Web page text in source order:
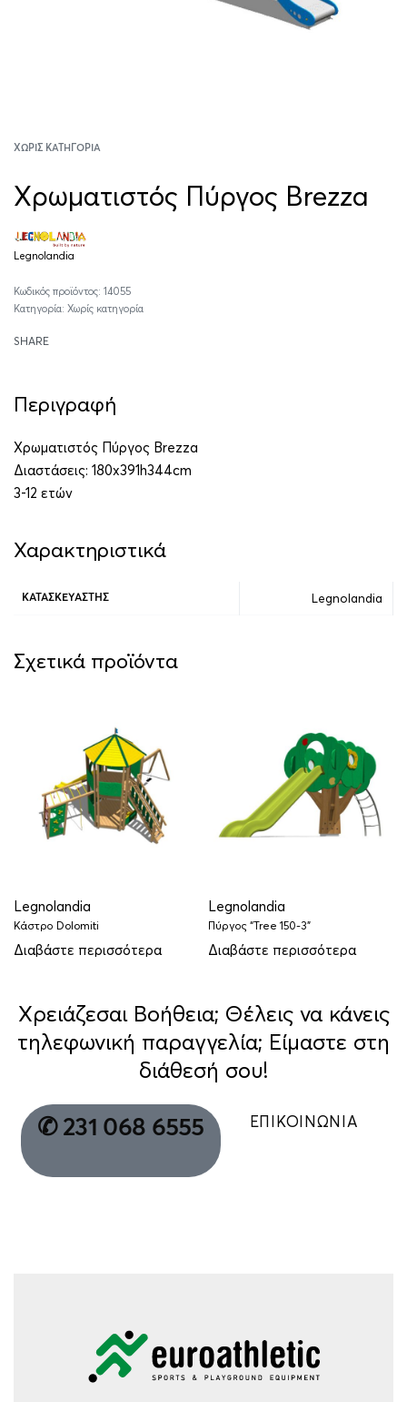
ΧΩΡΊΣ ΚΑΤΗΓΟΡΊΑ
Χρωματιστός Πύργος Brezza
Legnolandia
14055
Κατηγορία: Χωρίς κατηγορία
SHARE
Περιγραφή
Χρωματιστός Πύργος Brezza
Διαστάσεις: 180x391h344cm
3-12 ετών
Χαρακτηριστικά
ΚΑΤΑΣΚΕΥΑΣΤΉΣ Legnolandia
Σχετικά προϊόντα
Legnolandia
Κάστρο Dolomiti
Διαβάστε περισσότερα
Legnolandia
Πύργος “Tree 150-3”
Διαβάστε περισσότερα
Χρειάζεσαι Βοήθεια; Θέλεις να κάνεις
τηλεφωνική παραγγελία; Είμαστε στη
διάθεσή σου!
✆ 231 068 6555 ΕΠΙΚΟΙΝΩΝΙΑ